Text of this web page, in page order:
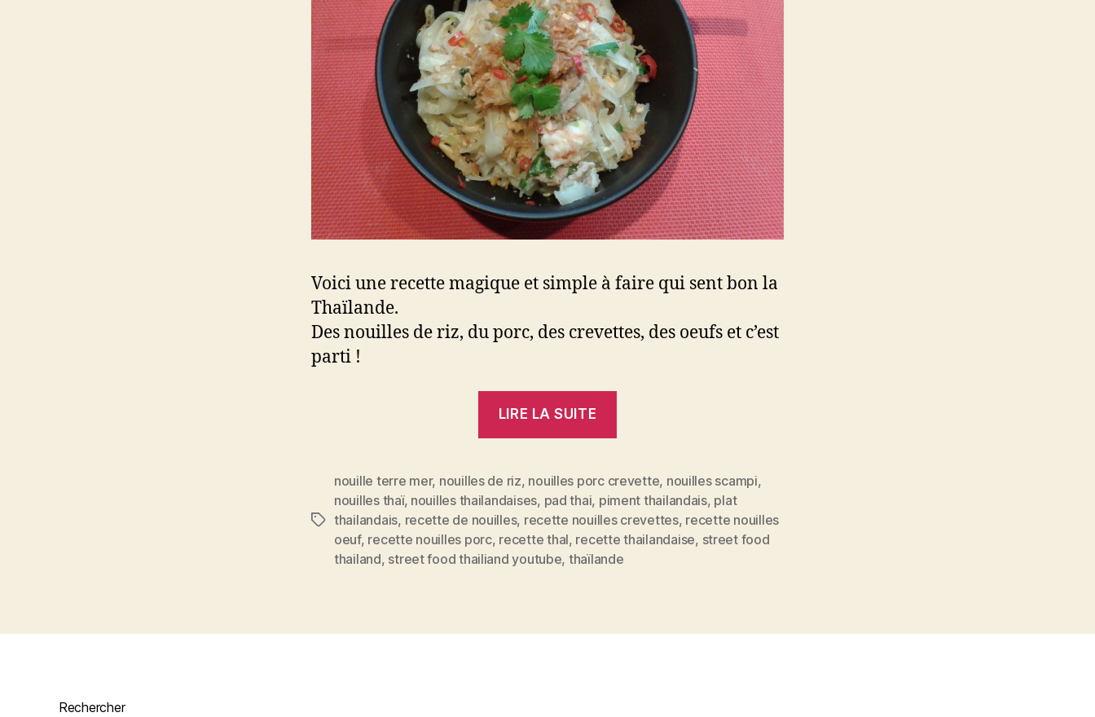
Voici une recette magique et simple à faire qui sent bon la
Thaïlande.
Des nouilles de riz, du porc, des crevettes, des oeufs et c’est
parti !
LIRE LA SUITE
les
nouilles
de
riz
Étiquettes
nouille terre mer, nouilles de riz, nouilles porc crevette, nouilles scampi,
nouilles thaï, nouilles thailandaises, pad thai, piment thailandais, plat
thailandais, recette de nouilles, recette nouilles crevettes, recette nouilles
oeuf, recette nouilles porc, recette thaI, recette thailandaise, street food
thailand, street food thailiand youtube, thaïlande
Rechercher